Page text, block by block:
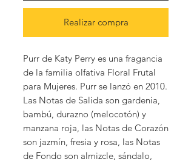
Realizar compra
Purr de Katy Perry es una fragancia
de la familia olfativa Floral Frutal
para Mujeres. Purr se lanzó en 2010.
Las Notas de Salida son gardenia,
bambú, durazno (melocotón) y
manzana roja, las Notas de Corazón
son jazmín, fresia y rosa, las Notas
de Fondo son almizcle, sándalo,